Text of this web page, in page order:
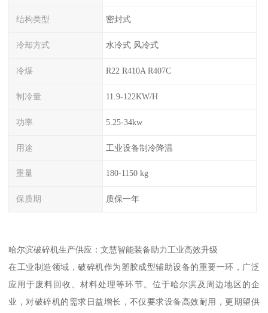
结构类型 密封式
冷却方式 水冷式 风冷式
冷煤 R22 R410A R407C
制冷量 11.9-122KW/H
功率 5.25-34kw
用途 工业设备制冷降温
重量 180-1150 kg
保质期 质保一年
哈尔滨破碎机生产供应：文慧智能装备助力工业高效升级
在工业制造领域，破碎机作为塑胶成型辅助设备的重要一环，广泛
应用于废料回收、材料处理等环节。位于哈尔滨及周边地区的企
业，对破碎机的需求日益增长，不仅要求设备高效耐用，更期望供